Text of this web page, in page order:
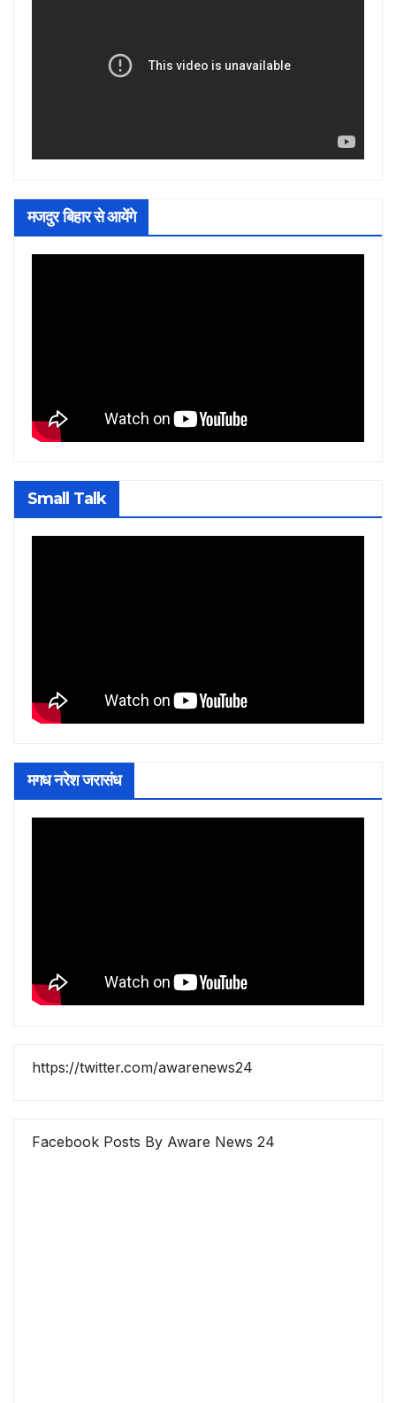
मजदुर बिहार से आयेंगे
Small Talk
मगध नरेश जरासंध
https://twitter.com/awarenews24
Facebook Posts By Aware News 24